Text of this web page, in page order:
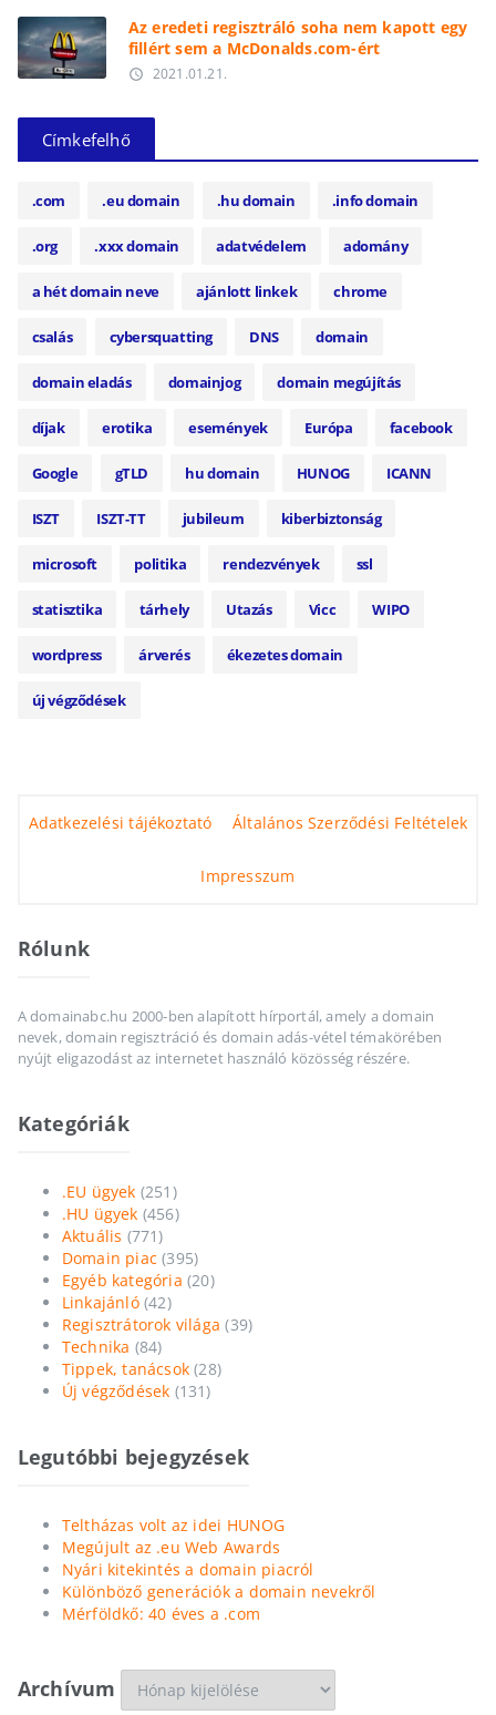
Az eredeti regisztráló soha nem kapott egy
fillért sem a McDonalds.com-ért
access_time 2021.01.21.
Címkefelhő
.com .eu domain .hu domain .info domain
.org .xxx domain adatvédelem adomány
a hét domain neve ajánlott linkek chrome
csalás cybersquatting DNS domain
domain eladás domainjog domain megújítás
díjak erotika események Európa facebook
Google gTLD hu domain HUNOG ICANN
ISZT ISZT-TT jubileum kiberbiztonság
microsoft politika rendezvények ssl
statisztika tárhely Utazás Vicc WIPO
wordpress árverés ékezetes domain
új végződések
Adatkezelési tájékoztató Általános Szerződési Feltételek
Impresszum
Rólunk
A domainabc.hu 2000-ben alapított hírportál, amely a domain
nevek, domain regisztráció és domain adás-vétel témakörében
nyújt eligazodást az internetet használó közösség részére.
Kategóriák
.EU ügyek (251)
.HU ügyek (456)
Aktuális (771)
Domain piac (395)
Egyéb kategória (20)
Linkajánló(42)
Regisztrátorok világa (39)
Technika (84)
Tippek, tanácsok (28)
Új végződések (131)
Legutóbbi bejegyzések
Teltházas volt az idei HUNOG
Megújult az .eu Web Awards
Nyári kitekintés a domain piacról
Különböző generációk a domain nevekről
Mérföldkő: 40 éves a .com
Archívum